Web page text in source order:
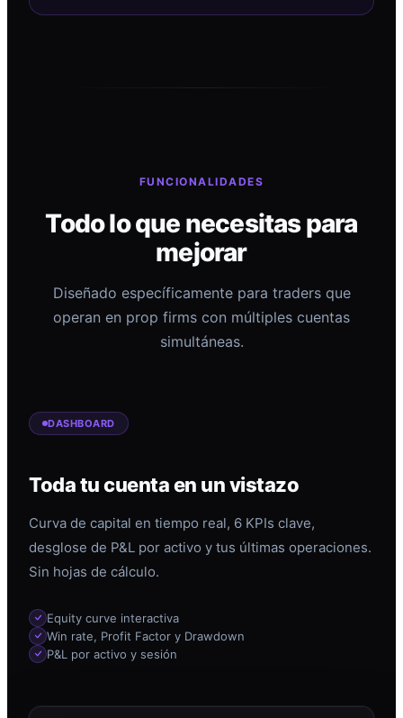
FUNCIONALIDADES
Todo lo que necesitas para
mejorar
Diseñado específicamente para traders que
operan en prop firms con múltiples cuentas
simultáneas.
DASHBOARD
Toda tu cuenta en un vistazo
Curva de capital en tiempo real, 6 KPIs clave,
desglose de P&L por activo y tus últimas operaciones.
Sin hojas de cálculo.
Equity curve interactiva
Win rate, Profit Factor y Drawdown
P&L por activo y sesión